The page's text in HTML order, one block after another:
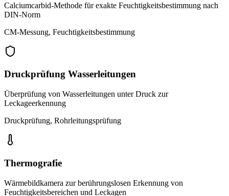
Calciumcarbid-Methode für exakte Feuchtigkeitsbestimmung nach
DIN-Norm
CM-Messung, Feuchtigkeitsbestimmung
Druckprüfung Wasserleitungen
Überprüfung von Wasserleitungen unter Druck zur
Leckageerkennung
Druckprüfung, Rohrleitungsprüfung
Thermografie
Wärmebildkamera zur berührungslosen Erkennung von
Feuchtigkeitsbereichen und Leckagen